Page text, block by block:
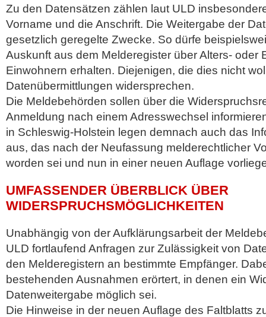
Zu den Datensätzen zählen laut ULD
Vorname und die Anschrift. Die Weitergabe der
gesetzlich geregelte Zwecke. So dürfe
Auskunft aus dem Melderegister über Alters- oder
Einwohnern erhalten. Diejenigen, die dies nicht
Datenübermittlungen widersprechen.
Die Meldebehörden sollen über die
Anmeldung nach einem Adresswechsel
in Schleswig-Holstein legen demnach auch das
aus, das nach der Neufassung melderechtlicher
worden sei und nun in einer neuen Auflage
UMFASSENDER ÜBERBLICK ÜBER
WIDERSPRUCHSMÖGLICHKEITEN
Unabhängig von der Aufklärungsarbeit der
ULD fortlaufend Anfragen zur Zulässigkeit von
den Melderegistern an bestimmte Empfänger.
bestehenden Ausnahmen erörtert, in denen ein
Datenweitergabe möglich sei.
Die Hinweise in der neuen Auflage des Faltblatts